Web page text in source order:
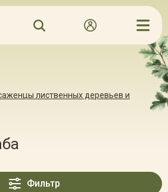
лиственных деревьев и
Фильтр